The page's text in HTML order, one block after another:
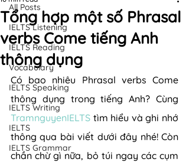
All Posts
IELTS Listening
IELTS Reading
Vocabulary
IELTS Speaking
IELTS Writing
IELTS
IELTS Grammar
Tổng hợp một số Phrasal
verbs Come tiếng Anh
thông dụng
Có bao nhiêu Phrasal verbs Come
TramnguyenIELTS tìm hiểu và ghi nhớ
thông qua bài viết dưới đây nhé! Còn
chần chừ gì nữa, bỏ túi ngay các cụm